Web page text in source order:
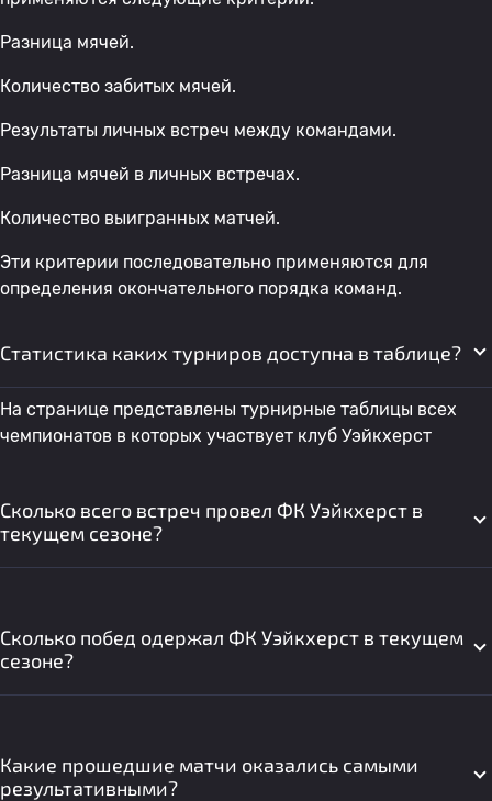
Разница мячей.
Количество забитых мячей.
Результаты личных встреч между командами.
Разница мячей в личных встречах.
Количество выигранных матчей.
Эти критерии последовательно применяются для
определения окончательного порядка команд.
Статистика каких турниров доступна в таблице?
На странице представлены турнирные таблицы всех
чемпионатов в которых участвует клуб Уэйкхерст
Сколько всего встреч провел ФК Уэйкхерст в
текущем сезоне?
Сколько побед одержал ФК Уэйкхерст в текущем
сезоне?
Какие прошедшие матчи оказались самыми
результативными?